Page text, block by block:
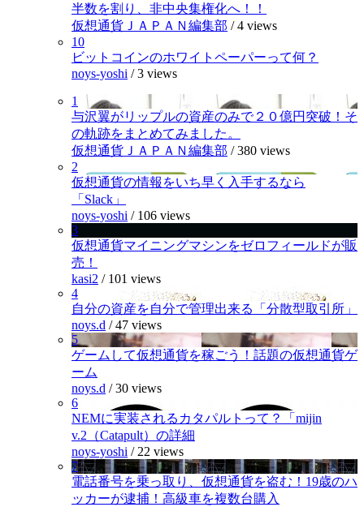
半数を割り、非中央集権化へ！！
仮想通貨ＪＡＰＡＮ編集部 /4 views
10
ビットコインのホワイトペーパーって何？
noys-yoshi /3 views
1
与沢翼がリップルの資産のみで２０億円突破！そ
の軌跡をまとめてみました。
仮想通貨ＪＡＰＡＮ編集部 /380 views
2
仮想通貨の情報をいち早く入手するなら
「Slack」
noys-yoshi / 106 views
3
仮想通貨マイニングマシンをゼロフィールドが販
売！
kasi2 / 101 views
4
自分の資産を自分で管理出来る「分散型取引所」
noys.d /47 views
5
ゲームして仮想通貨を稼ごう！話題の仮想通貨ゲ
ーム
noys.d /30 views
6
NEMに実装されるカタパルトって？「mijin
v.2（Catapult）の詳細
noys-yoshi / 22 views
7
電話番号を乗っ取り、仮想通貨を盗む！19歳のハ
ッカーが逮捕！高級車を複数台購入